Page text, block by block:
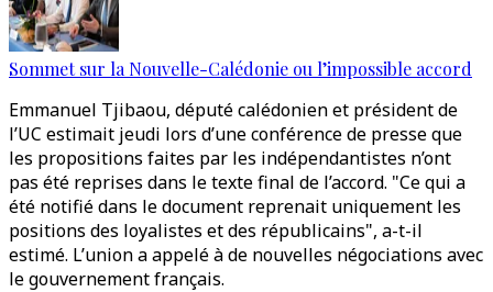
Sommet sur la Nouvelle-Calédonie ou l’impossible accord
Emmanuel Tjibaou, député calédonien et président de
l’UC estimait jeudi lors d’une conférence de presse que
les propositions faites par les indépendantistes n’ont
pas été reprises dans le texte final de l’accord. "Ce qui a
été notifié dans le document reprenait uniquement les
positions des loyalistes et des républicains", a-t-il
estimé. L’union a appelé à de nouvelles négociations avec
le gouvernement français.